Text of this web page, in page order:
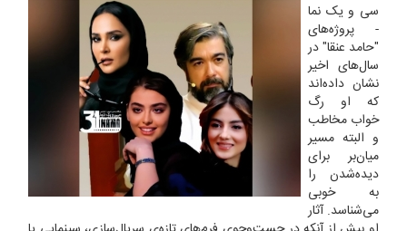
سی و یک نما
- پروژه‌های
"حامد عنقا" در
سال‌های اخیر
نشان داده‌اند
که او رگ
خواب مخاطب
و البته مسیر
میان‌بر برای
دیده‌شدن را
به خوبی
می‌شناسد. آثار